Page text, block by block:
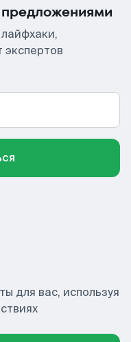
для вас, используя